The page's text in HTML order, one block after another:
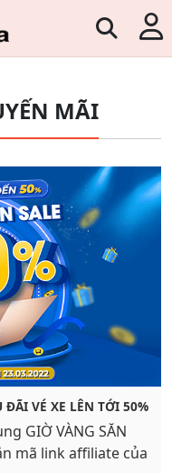
MÃI
ĐÃI VÉ XE LÊN TỚI 50%
GIỜ VÀNG SĂN
mã link affiliate của